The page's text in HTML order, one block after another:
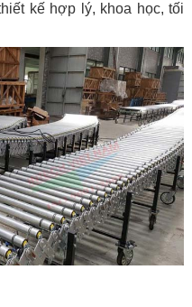
kế hợp lý, khoa học, tối